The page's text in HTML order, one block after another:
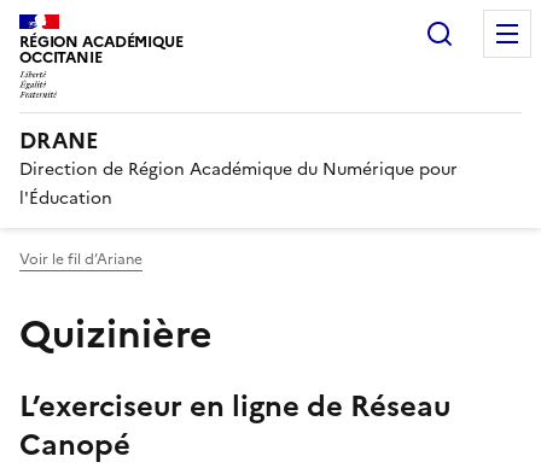
RÉGION ACADÉMIQUE
OCCITANIE
DRANE
Direction de Région Académique du Numérique pour
l'Éducation
Voir le fil d’Ariane
Quizinière
L’exerciseur en ligne de Réseau
Canopé